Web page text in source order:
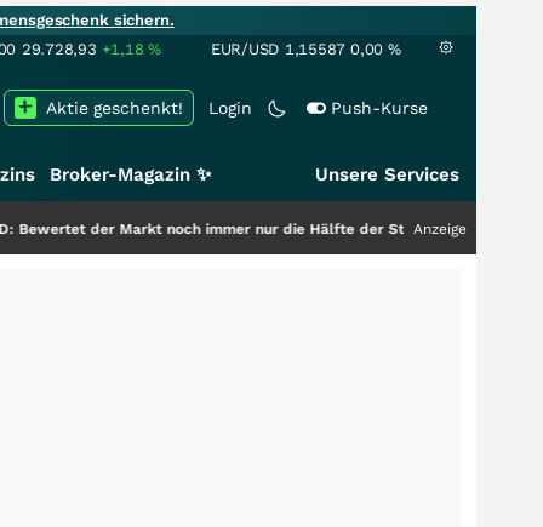
sichern.
29.728,93 +1,18% EUR/USD 1,15587 0,00 %
Login Push-Kurse
Aktie geschenkt!
Broker-Magazin ✨ Unsere Services
Markt noch immer nur die Hälfte der Story?+++ Anzeige